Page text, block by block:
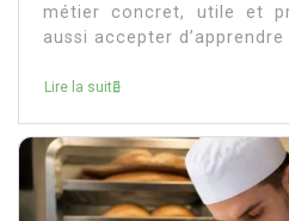
métier concret, utile et
aussi accepter
Lire la suite